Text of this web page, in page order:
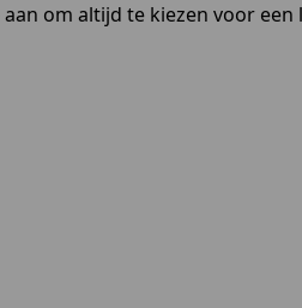
om altijd te kiezen voor